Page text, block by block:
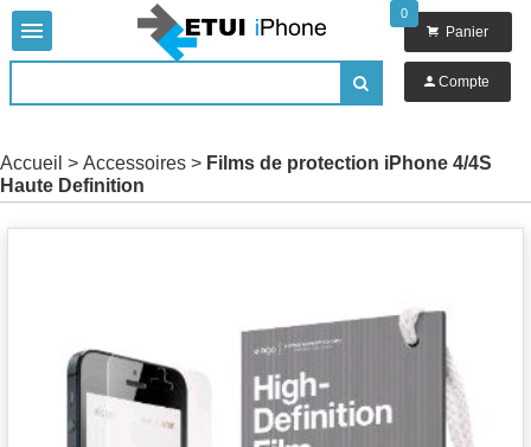


0
 Panier
 Compte
Accueil > Accessoires > Films de protection iPhone 4/4S
Haute Definition